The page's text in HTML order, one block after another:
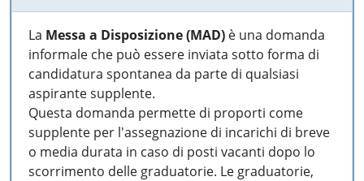
La Messa a Disposizione (MAD) è una domanda
informale che può essere inviata sotto forma di
candidatura spontanea da parte di qualsiasi
aspirante supplente.
Questa domanda permette di proporti come
supplente per l'assegnazione di incarichi di breve
o media durata in caso di posti vacanti dopo lo
scorrimento delle graduatorie. Le graduatorie,